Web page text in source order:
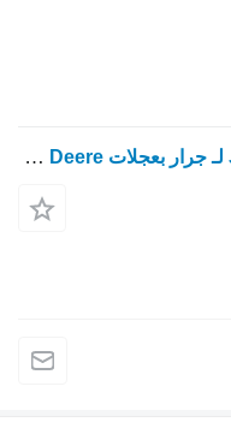
المحرك John Deere 6125 HRW02 لـ جرار بعجلات John Deere